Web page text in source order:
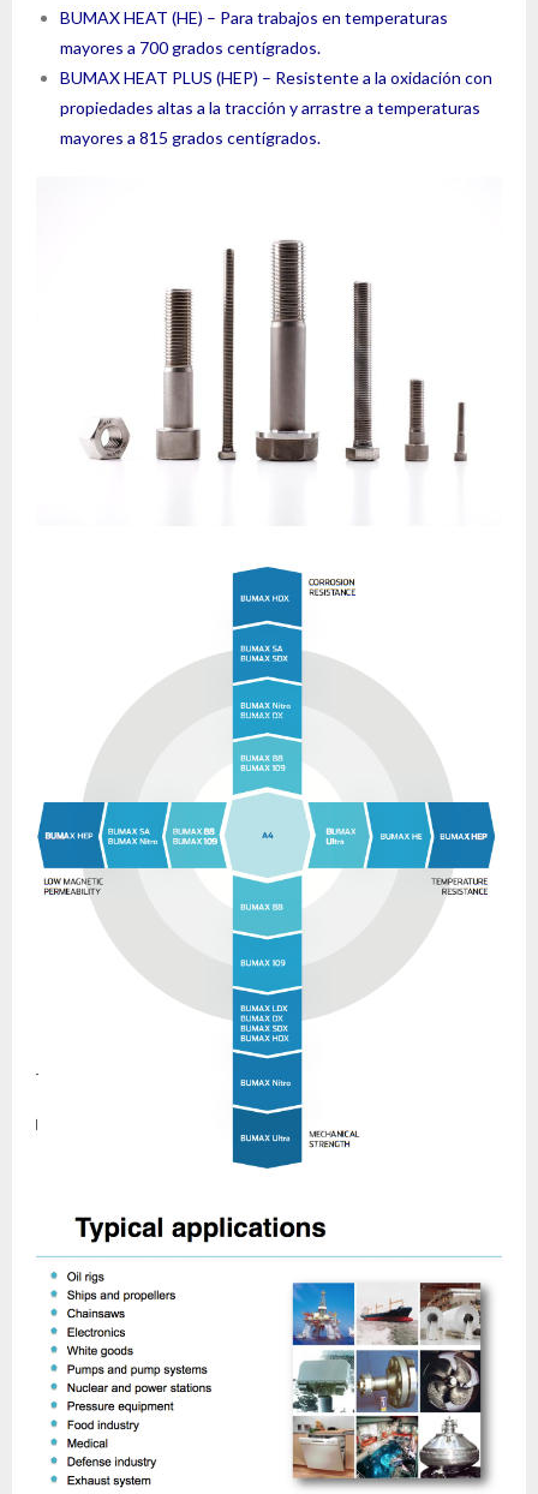
BUMAX HEAT (HE) – Para trabajos en temperaturas
mayores a 700 grados centígrados.
BUMAX HEAT PLUS (HEP) – Resistente a la oxidación con
propiedades altas a la tracción y arrastre a temperaturas
mayores a 815 grados centígrados.